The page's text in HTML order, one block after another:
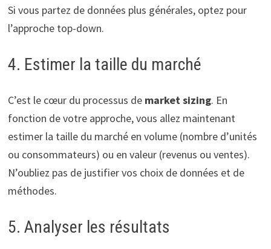
Si vous partez de données plus générales, optez pour
l’approche top-down.
4. Estimer la taille du marché
C’est le cœur du processus de market sizing. En
fonction de votre approche, vous allez maintenant
estimer la taille du marché en volume (nombre d’unités
ou consommateurs) ou en valeur (revenus ou ventes).
N’oubliez pas de justifier vos choix de données et de
méthodes.
5. Analyser les résultats